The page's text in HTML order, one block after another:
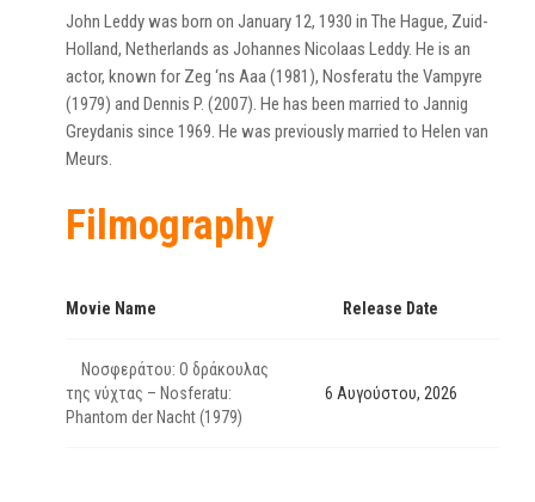
John Leddy was born on January 12, 1930 in The Hague, Zuid-
Holland, Netherlands as Johannes Nicolaas Leddy. He is an
actor, known for Zeg ‘ns Aaa (1981), Nosferatu the Vampyre
(1979) and Dennis P. (2007). He has been married to Jannig
Greydanis since 1969. He was previously married to Helen van
Meurs.
Filmography
Movie Name Release Date
Νοσφεράτου: Ο δράκουλας
της νύχτας – Nosferatu:
Phantom der Nacht (1979)
6 Αυγούστου, 2026